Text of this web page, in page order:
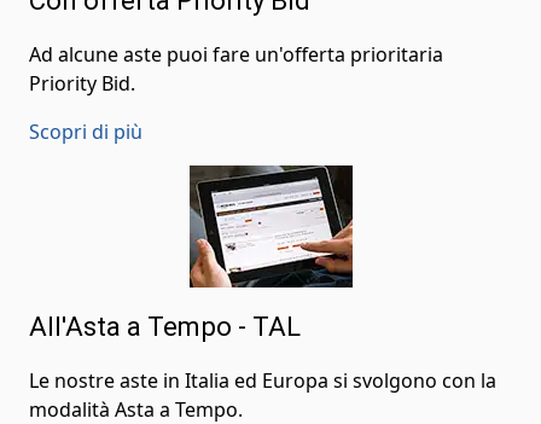
Ad alcune aste puoi fare un'offerta prioritaria
Priority Bid.
Scopri di più
All'Asta a Tempo - TAL
Le nostre aste in Italia ed Europa si svolgono con la
modalità Asta a Tempo.